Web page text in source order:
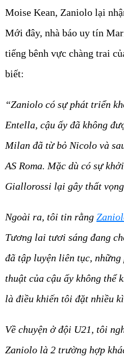
Moise Kean, Zaniolo lại
Mới đây, nhà báo uy tín
tiếng bênh vực chàng trai
biết:
“Zaniolo có sự phát triển
Entella, cậu ấy đã không
Milan đã từ bỏ Nicolo và
AS Roma. Mặc dù có sự
Giallorossi lại gây thất
Ngoài ra, tôi tin rằng
Tương lai tươi sáng đang
đã tập luyện liên tục,
thuật của cậu ấy không thể
là điều khiến tôi đặt nhiều
Về chuyện ở đội U21, tôi
Zaniolo là 2 trường hợp